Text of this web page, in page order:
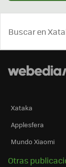
Xataka
Applesfera
Mundo Xiaomi
Otras